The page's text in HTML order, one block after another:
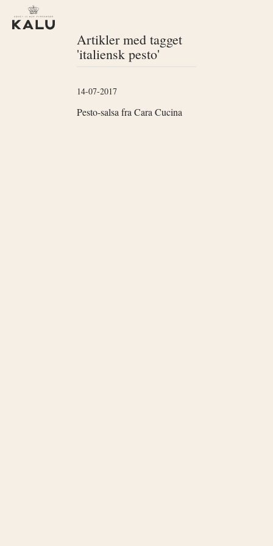
Artikler med tagget
'italiensk pesto'
14-07-2017
Pesto-salsa fra Cara Cucina